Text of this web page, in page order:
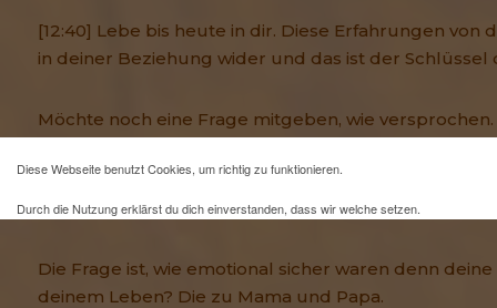
[12:40] Lebe bis heute in dir. Diese Erfahrungen von
in deiner Beziehung wider und das ist der Schlüssel
Möchte noch eine Frage mitgeben, wie versprochen.
[12:54] Dir hilft da jetzt schon loszulegen und in dir
verändern.
Die Frage ist, wie emotional sicher waren denn
deinem Leben? Die zu Mama und Papa.
Diese Webseite benutzt Cookies, um richtig zu funktionieren.
Durch die Nutzung erklärst du dich einverstanden, dass wir welche setzen.